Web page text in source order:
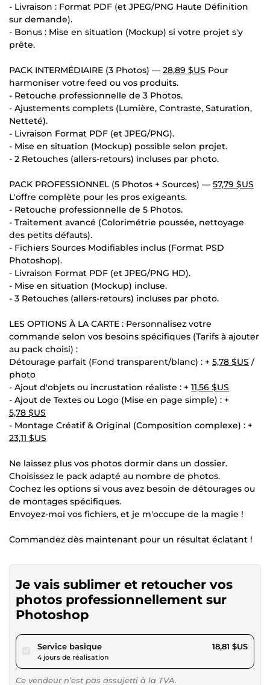
- Livraison : Format PDF (et JPEG/PNG Haute Définition
sur demande).
- Bonus : Mise en situation (Mockup) si votre projet s'y
prête.
PACK INTERMÉDIAIRE (3 Photos) — 28,89 $US Pour
harmoniser votre feed ou vos produits.
- Retouche professionnelle de 3 Photos.
- Ajustements complets (Lumière, Contraste, Saturation,
Netteté).
- Livraison Format PDF (et JPEG/PNG).
- Mise en situation (Mockup) possible selon projet.
- 2 Retouches (allers-retours) incluses par photo.
PACK PROFESSIONNEL (5 Photos + Sources) — 57,79 $US
L'offre complète pour les pros exigeants.
- Retouche professionnelle de 5 Photos.
- Traitement avancé (Colorimétrie poussée, nettoyage
des petits défauts).
- Fichiers Sources Modifiables inclus (Format PSD
Photoshop).
- Livraison Format PDF (et JPEG/PNG HD).
- Mise en situation (Mockup) incluse.
- 3 Retouches (allers-retours) incluses par photo.
LES OPTIONS À LA CARTE : Personnalisez votre
commande selon vos besoins spécifiques (Tarifs à ajouter
au pack choisi) :
Détourage parfait (Fond transparent/blanc) : + 5,78 $US /
photo
- Ajout d'objets ou incrustation réaliste : + 11,56 $US
- Ajout de Textes ou Logo (Mise en page simple) : +
5,78 $US
- Montage Créatif & Original (Composition complexe) : +
23,11 $US
Ne laissez plus vos photos dormir dans un dossier.
Choisissez le pack adapté au nombre de photos.
Cochez les options si vous avez besoin de détourages ou
de montages spécifiques.
Envoyez-moi vos fichiers, et je m'occupe de la magie !
Commandez dès maintenant pour un résultat éclatant !
Je vais sublimer et retoucher vos
photos professionnellement sur
Photoshop
Service basiquepour 17,34 $US
4 jours de réalisation
18,81 $US
Ce vendeur n’est pas assujetti à la TVA.